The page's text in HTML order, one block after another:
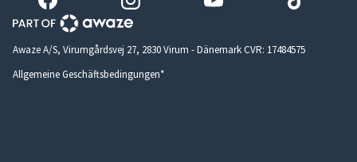
Awaze A/S, Virumgårdsvej 27, 2830 Virum - Dänemark CVR: 17484575
Allgemeine Geschäftsbedingungen*